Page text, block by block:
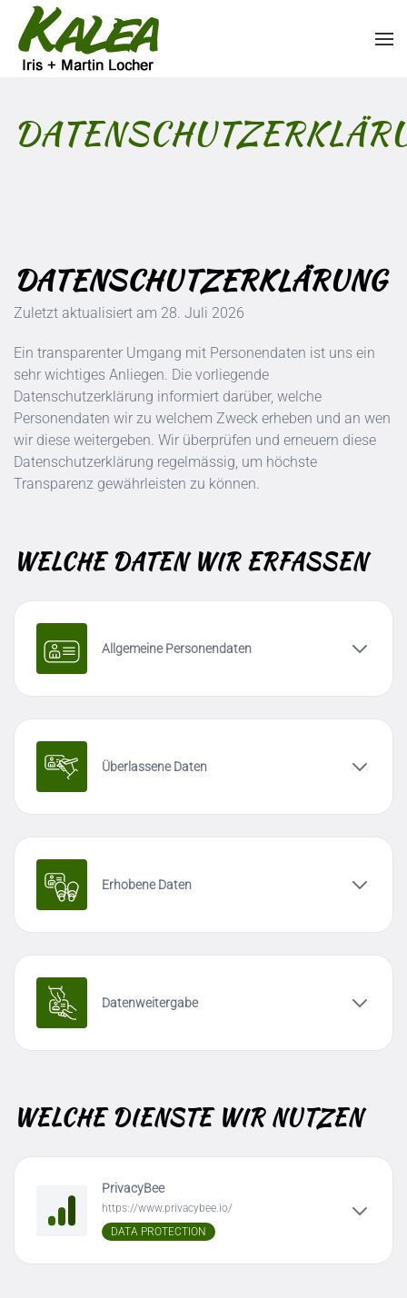
Zum Hauptinhalt springen
DATENSCHUTZERKLÄRUNG
Zuletzt aktualisiert am 28. Juli 2026
Ein transparenter Umgang mit Personendaten ist uns ein
sehr wichtiges Anliegen. Die vorliegende
Datenschutzerklärung informiert darüber, welche
Personendaten wir zu welchem Zweck erheben und an wen
wir diese weitergeben. Wir überprüfen und erneuern diese
Datenschutzerklärung regelmässig, um höchste
Transparenz gewährleisten zu können.
WELCHE DATEN WIR ERFASSEN
Allgemeine Personendaten
Überlassene Daten
Erhobene Daten
Datenweitergabe
WELCHE DIENSTE WIR NUTZEN
PrivacyBee
https://www.privacybee.io/
DATA PROTECTION